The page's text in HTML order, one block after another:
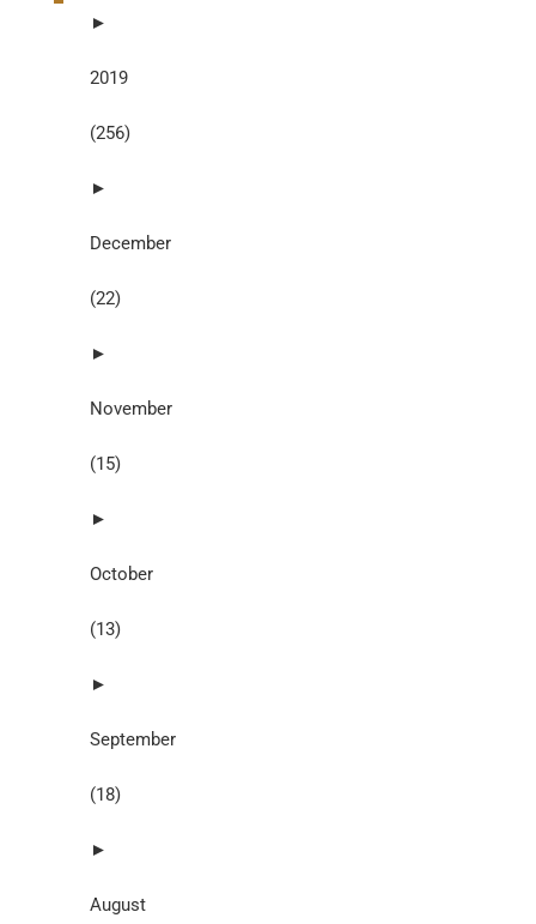
►
2019
(256)
►
December
(22)
►
November
(15)
►
October
(13)
►
September
(18)
►
August